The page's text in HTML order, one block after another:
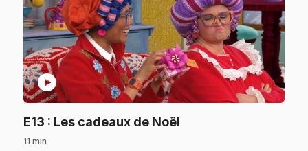
play_circle
E13 : Les cadeaux de Noël
11 min